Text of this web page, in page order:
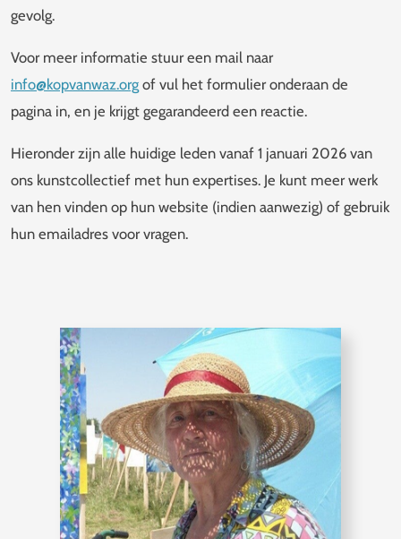
gevolg.
Voor meer informatie stuur een mail naar
info@kopvanwaz.org of vul het formulier onderaan de
pagina in, en je krijgt gegarandeerd een reactie.
Hieronder zijn alle huidige leden vanaf 1 januari 2026 van
ons kunstcollectief met hun expertises. Je kunt meer werk
van hen vinden op hun website (indien aanwezig) of gebruik
hun emailadres voor vragen.